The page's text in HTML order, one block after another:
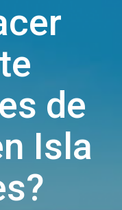
de
Isla